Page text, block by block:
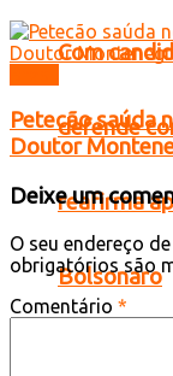
Com
defende
reafirma
Bolsonaro
Petecão saúda
Doutor
Deixe um
O seu endereço
obrigatórios são
Comentário *